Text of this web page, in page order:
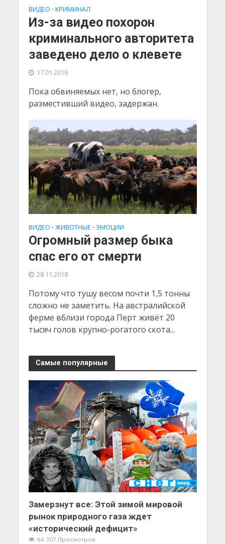
ВИДЕО • КРИМИНАЛ
Из-за видео похорон
криминального авторитета
заведено дело о клевете
17.01.2019
Пока обвиняемых нет, но блогер,
разместивший видео, задержан.
ВИДЕО • ЖИВОТНЫЕ • ЭМОЦИИ
Огромный размер быка
спас его от смерти
28.11.2018
Потому что тушу весом почти 1,5 тонны
сложно не заметить. На австралийской
ферме вблизи города Перт живёт 20
тысяч голов крупно-рогатого скота...
Самые популярные
Замерзнут все: Этой зимой мировой
рынок природного газа ждет
«исторический дефицит»
66 307 Просмотров